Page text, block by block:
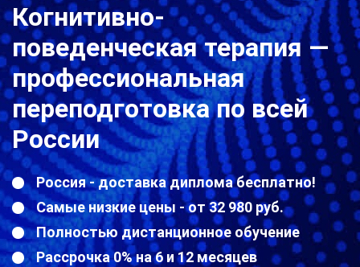
Когнитивно-
поведенческая терапия —
профессиональная
переподготовка по всей
России
Россия - доставка диплома бесплатно!
Самые низкие цены - от 32 980 руб.
Полностью дистанционное обучение
Рассрочка 0% на 6 и 12 месяцев